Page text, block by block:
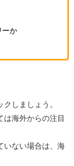
ーか
クしましょう。
は海外からの注目
いない場合は、海